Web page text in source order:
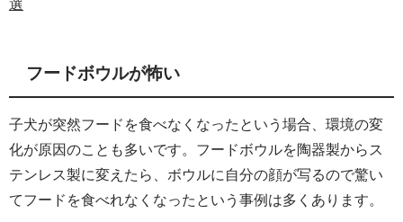
選
フードボウルが怖い
子犬が突然フードを食べなくなったという場合、環境の変
化が原因のことも多いです。フードボウルを陶器製からス
テンレス製に変えたら、ボウルに自分の顔が写るので驚い
てフードを食べれなくなったという事例は多くあります。